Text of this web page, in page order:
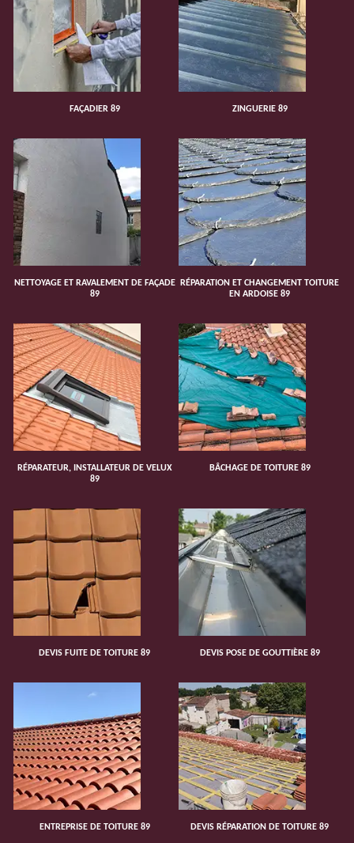
FAÇADIER 89 ZINGUERIE 89
NETTOYAGE ET RAVALEMENT DE FAÇADE
89
RÉPARATION ET CHANGEMENT TOITURE
EN ARDOISE 89
RÉPARATEUR, INSTALLATEUR DE VELUX
89
BÂCHAGE DE TOITURE 89
DEVIS FUITE DE TOITURE 89 DEVIS POSE DE GOUTTIÈRE 89
ENTREPRISE DE TOITURE 89 DEVIS RÉPARATION DE TOITURE 89